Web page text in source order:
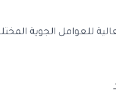
للعوامل الجوية